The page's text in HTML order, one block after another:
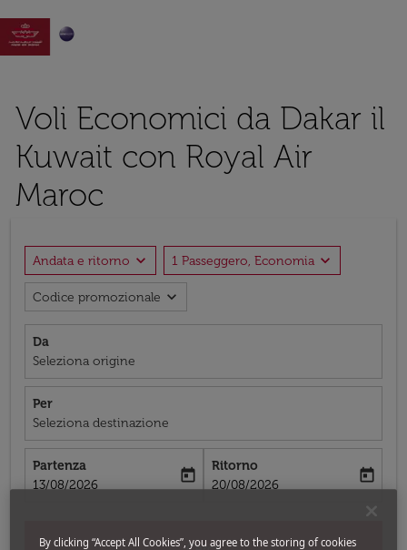

Voli Economici da Dakar il
Kuwait con Royal Air
Maroc
Andata e ritorno expand_more 1 Passeggero, Economia expand_more
Codice promozionale expand_more
Da
Seleziona origine
Per
Seleziona destinazione
Partenza
fc-booking-departure-date-aria-label
13/08/2026
today
Ritorno
fc-booking-return-date-aria-label
20/08/2026
today
By clicking “Accept All Cookies”, you agree to the storing of cookies